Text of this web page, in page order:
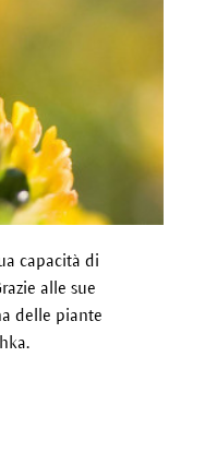
capacità di
alle sue
delle piante